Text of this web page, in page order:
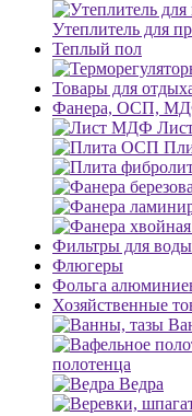
Утеплитель для
Теплый пол
Товары для
Фанера, ОСП,
Фильтры для воды
Флюгеры
Фольга
Хозяйственные
полотенца
Ведра